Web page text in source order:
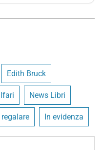
Edith Bruck
News Libri
In evidenza